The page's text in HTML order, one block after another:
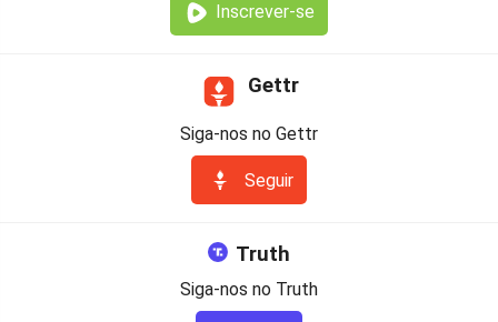
Inscrever-se
Gettr
Siga-nos no Gettr
Seguir
Truth
Siga-nos no Truth